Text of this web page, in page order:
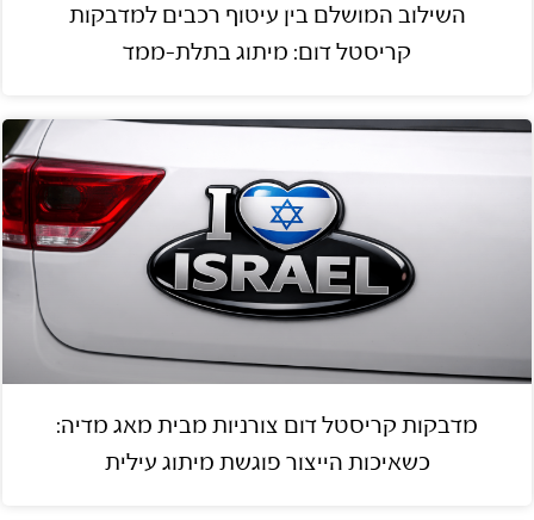
השילוב המושלם בין עיטוף רכבים למדבקות
קריסטל דום: מיתוג בתלת-ממד
מדבקות קריסטל דום צורניות מבית מאג מדיה:
כשאיכות הייצור פוגשת מיתוג עילית